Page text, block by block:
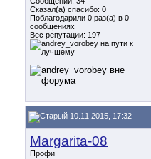
Сказал(а) спасибо: 0
Поблагодарили 0 раз(а) в 0
сообщениях
Вес репутации: 197
10.11.2015, 17:32
Margarita-08
Профи